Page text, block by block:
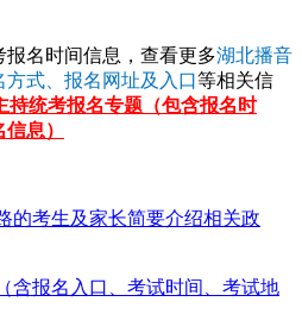
报名时间信息，查看更多湖北播音
式、报名网址及入口等相关信
持统考报名专题（包含报名时
息）
的考生及家长简要介绍相关政
含报名入口、考试时间、考试地